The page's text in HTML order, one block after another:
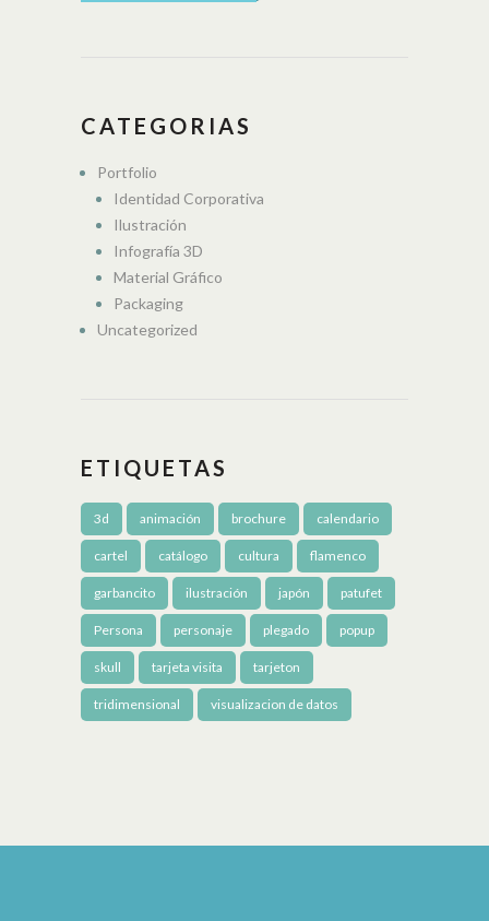
CATEGORIAS
Portfolio
Identidad Corporativa
Ilustración
Infografía 3D
Material Gráfico
Packaging
Uncategorized
ETIQUETAS
3d animación brochure calendario
cartel catálogo cultura flamenco
garbancito ilustración japón patufet
Persona personaje plegado popup
skull tarjeta visita tarjeton
tridimensional visualizacion de datos